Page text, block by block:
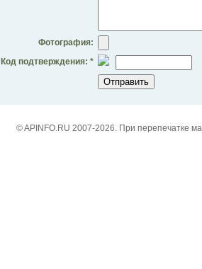
Фотография:
Код подтверждения: *
© APINFO.RU 2007-2026. При перепечатке